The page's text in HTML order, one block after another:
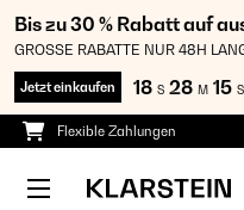
Bis zu 30 % Rabatt auf
GROSSE RABATTE NUR 48H
Jetzt einkaufen 18 S 28 M 15 S
Flexible Zahlungen